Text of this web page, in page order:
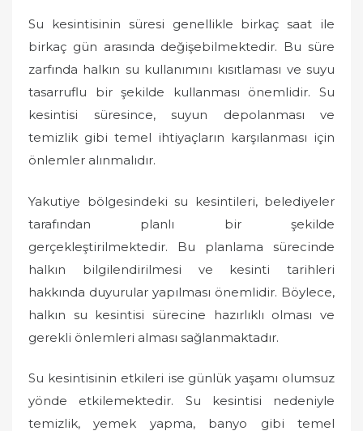
Su kesintisinin süresi genellikle birkaç saat ile
birkaç gün arasında değişebilmektedir. Bu süre
zarfında halkın su kullanımını kısıtlaması ve suyu
tasarruflu bir şekilde kullanması önemlidir. Su
kesintisi süresince, suyun depolanması ve
temizlik gibi temel ihtiyaçların karşılanması için
önlemler alınmalıdır.
Yakutiye bölgesindeki su kesintileri, belediyeler
tarafından planlı bir şekilde
gerçekleştirilmektedir. Bu planlama sürecinde
halkın bilgilendirilmesi ve kesinti tarihleri
hakkında duyurular yapılması önemlidir. Böylece,
halkın su kesintisi sürecine hazırlıklı olması ve
gerekli önlemleri alması sağlanmaktadır.
Su kesintisinin etkileri ise günlük yaşamı olumsuz
yönde etkilemektedir. Su kesintisi nedeniyle
temizlik, yemek yapma, banyo gibi temel